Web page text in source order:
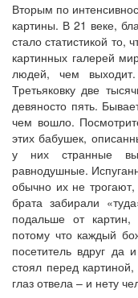
Вторым по
картины. В 21 веке,
стало статистикой то,
картинных галерей
людей, чем
Третьяковку две
девяносто пять.
чем вошло.
этих бабушек,
у них странные
равнодушные.
обычно их не
брата забирали
подальше от
потому что каждый
посетитель вдруг да
стоял перед
глаз отвела – и нету